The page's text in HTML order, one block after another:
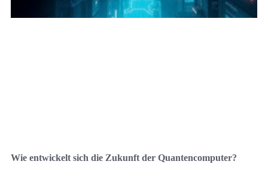
Wie entwickelt sich die Zukunft der Quantencomputer?